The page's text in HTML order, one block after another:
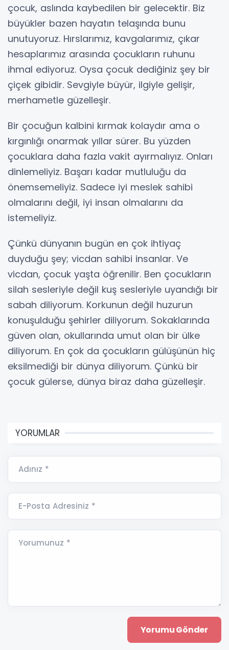
çocuk, aslında kaybedilen bir gelecektir. Biz
büyükler bazen hayatın telaşında bunu
unutuyoruz. Hırslarımız, kavgalarımız, çıkar
hesaplarımız arasında çocukların ruhunu
ihmal ediyoruz. Oysa çocuk dediğiniz şey bir
çiçek gibidir. Sevgiyle büyür, ilgiyle gelişir,
merhametle güzelleşir.
Bir çocuğun kalbini kırmak kolaydır ama o
kırgınlığı onarmak yıllar sürer. Bu yüzden
çocuklara daha fazla vakit ayırmalıyız. Onları
dinlemeliyiz. Başarı kadar mutluluğu da
önemsemeliyiz. Sadece iyi meslek sahibi
olmalarını değil, iyi insan olmalarını da
istemeliyiz.
Çünkü dünyanın bugün en çok ihtiyaç
duyduğu şey; vicdan sahibi insanlar. Ve
vicdan, çocuk yaşta öğrenilir. Ben çocukların
silah sesleriyle değil kuş sesleriyle uyandığı bir
sabah diliyorum. Korkunun değil huzurun
konuşulduğu şehirler diliyorum. Sokaklarında
güven olan, okullarında umut olan bir ülke
diliyorum. En çok da çocukların gülüşünün hiç
eksilmediği bir dünya diliyorum. Çünkü bir
çocuk gülerse, dünya biraz daha güzelleşir.
YORUMLAR
Adınız *
E-Posta Adresiniz *
Yorumunuz *